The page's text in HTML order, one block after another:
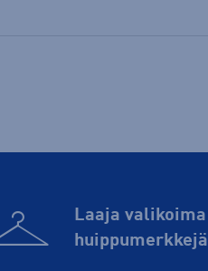
Laaja valikoima
huippu­merkkejä